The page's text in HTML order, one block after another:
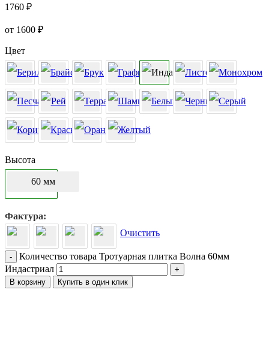
1760 ₽
от 1600 ₽
Цвет
Высота
60 мм
Фактура
Очистить
-
Количество товара Тротуарная плитка Волна 60мм
Индастриал
+
В корзину
Купить в один клик